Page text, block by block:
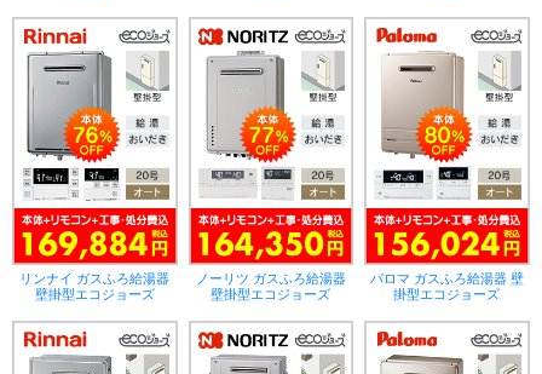
リンナイ ガスふろ給湯器
壁掛型エコジョーズ
ノーリツ ガスふろ給湯器
壁掛型エコジョーズ
パロマ ガスふろ給湯器 壁
掛型エコジョーズ